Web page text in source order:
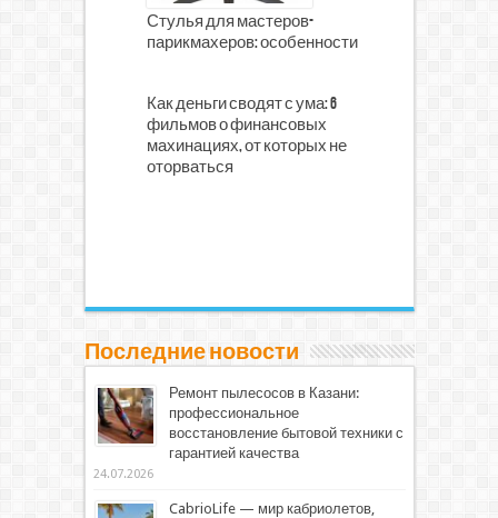
Стулья для мастеров-
парикмахеров: особенности
Как деньги сводят с ума: 6
фильмов о финансовых
махинациях, от которых не
оторваться
Последние новости
Ремонт пылесосов в Казани:
профессиональное
восстановление бытовой техники с
гарантией качества
24.07.2026
CabrioLife — мир кабриолетов,